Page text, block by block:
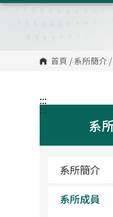
首頁 / 系所簡介 /
:::
系
系所簡介
系所成員
:::